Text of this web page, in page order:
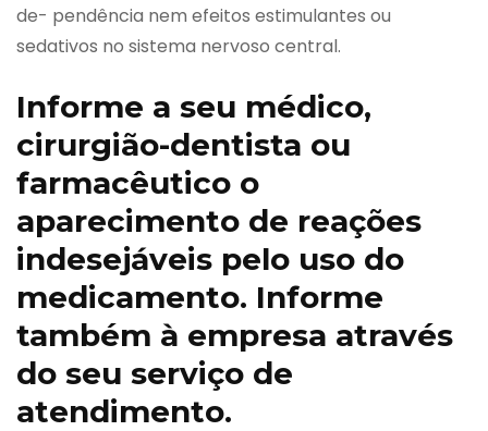
de- pendência nem efeitos estimulantes ou
sedativos no sistema nervoso central.
Informe a seu médico,
cirurgião-dentista ou
farmacêutico o
aparecimento de reações
indesejáveis pelo uso do
medicamento. Informe
também à empresa através
do seu serviço de
atendimento.